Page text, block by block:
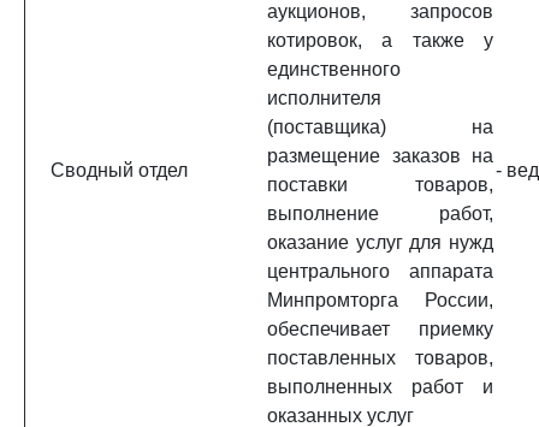
Сводный отдел
аукционов, запросов
котировок, а также у
единственного
исполнителя
(поставщика) на
размещение заказов на
поставки товаров,
выполнение работ,
оказание услуг для нужд
центрального аппарата
Минпромторга России,
обеспечивает приемку
поставленных товаров,
выполненных работ и
оказанных услуг
-